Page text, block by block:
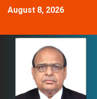
August 8, 2026